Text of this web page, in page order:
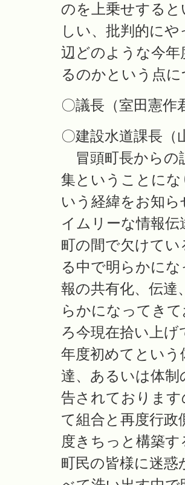
のを上乗せする
しい、批判的に
辺どのような今
るのかという点
〇議長（室田憲
〇建設水道課長
冒頭町長からの
集ということに
いう経緯をお知
イムリーな情報
町の間で欠けて
る中で明らかに
報の共有化、伝
らかになってき
ろ今現在拾い上
年度初めてとい
達、あるいは体
告されておりま
て組合と再度行
度きちっと構築
町民の皆様に迷